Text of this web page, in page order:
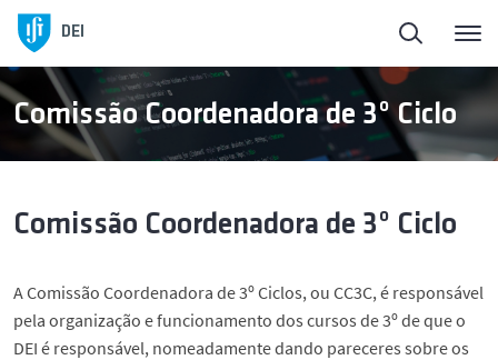
DEI
Sobre o DEI
Sobre o DEI
Órgãos de Gestão
Áreas Científicas
Pessoas
Ligação à Sociedade
Comissão Coordenadora de 3º Ciclo
Comissão Coordenadora de 3º Ciclo
A Comissão Coordenadora de 3º Ciclos, ou CC3C, é responsável
pela organização e funcionamento dos cursos de 3º de que o
DEI é responsável, nomeadamente dando pareceres sobre os